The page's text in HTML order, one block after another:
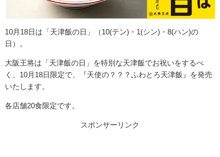
10月18日は「天津飯の日」（10(テン)・1(シン)・8(ハン)の
日）。
大阪王将は「天津飯の日」を特別な天津飯でお祝いをするべ
く、10月18日限定で、『天使の？？？ふわとろ天津飯』を発売
いたします。
各店舗20食限定です。
スポンサーリンク